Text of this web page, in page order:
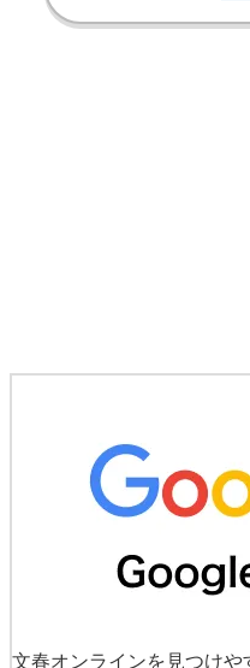
文春オンラインを見つけや